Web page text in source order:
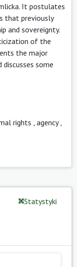
It postulates
that previously
and sovereignty.
of the
the major
some
rights agency,
Statystyki